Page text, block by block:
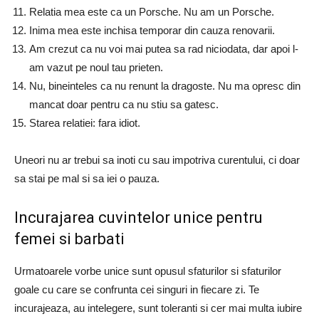
Relatia mea este ca un Porsche. Nu am un Porsche.
Inima mea este inchisa temporar din cauza renovarii.
Am crezut ca nu voi mai putea sa rad niciodata, dar apoi l-
am vazut pe noul tau prieten.
Nu, bineinteles ca nu renunt la dragoste. Nu ma opresc din
mancat doar pentru ca nu stiu sa gatesc.
Starea relatiei: fara idiot.
Uneori nu ar trebui sa inoti cu sau impotriva curentului, ci doar
sa stai pe mal si sa iei o pauza.
Incurajarea cuvintelor unice pentru
femei si barbati
Urmatoarele vorbe unice sunt opusul sfaturilor si sfaturilor
goale cu care se confrunta cei singuri in fiecare zi. Te
incurajeaza, au intelegere, sunt toleranti si cer mai multa iubire